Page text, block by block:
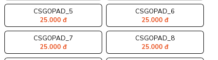
CSGOPAD_5
25.000 đ
CSGOPAD_6
25.000 đ
CSGOPAD_7
25.000 đ
CSGOPAD_8
25.000 đ